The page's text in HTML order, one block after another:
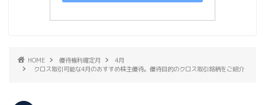
HOME 優待権利確定月
4月
クロス取引可能な4月のおすすめ株主優待。優待目的のクロス取引銘柄をご紹介